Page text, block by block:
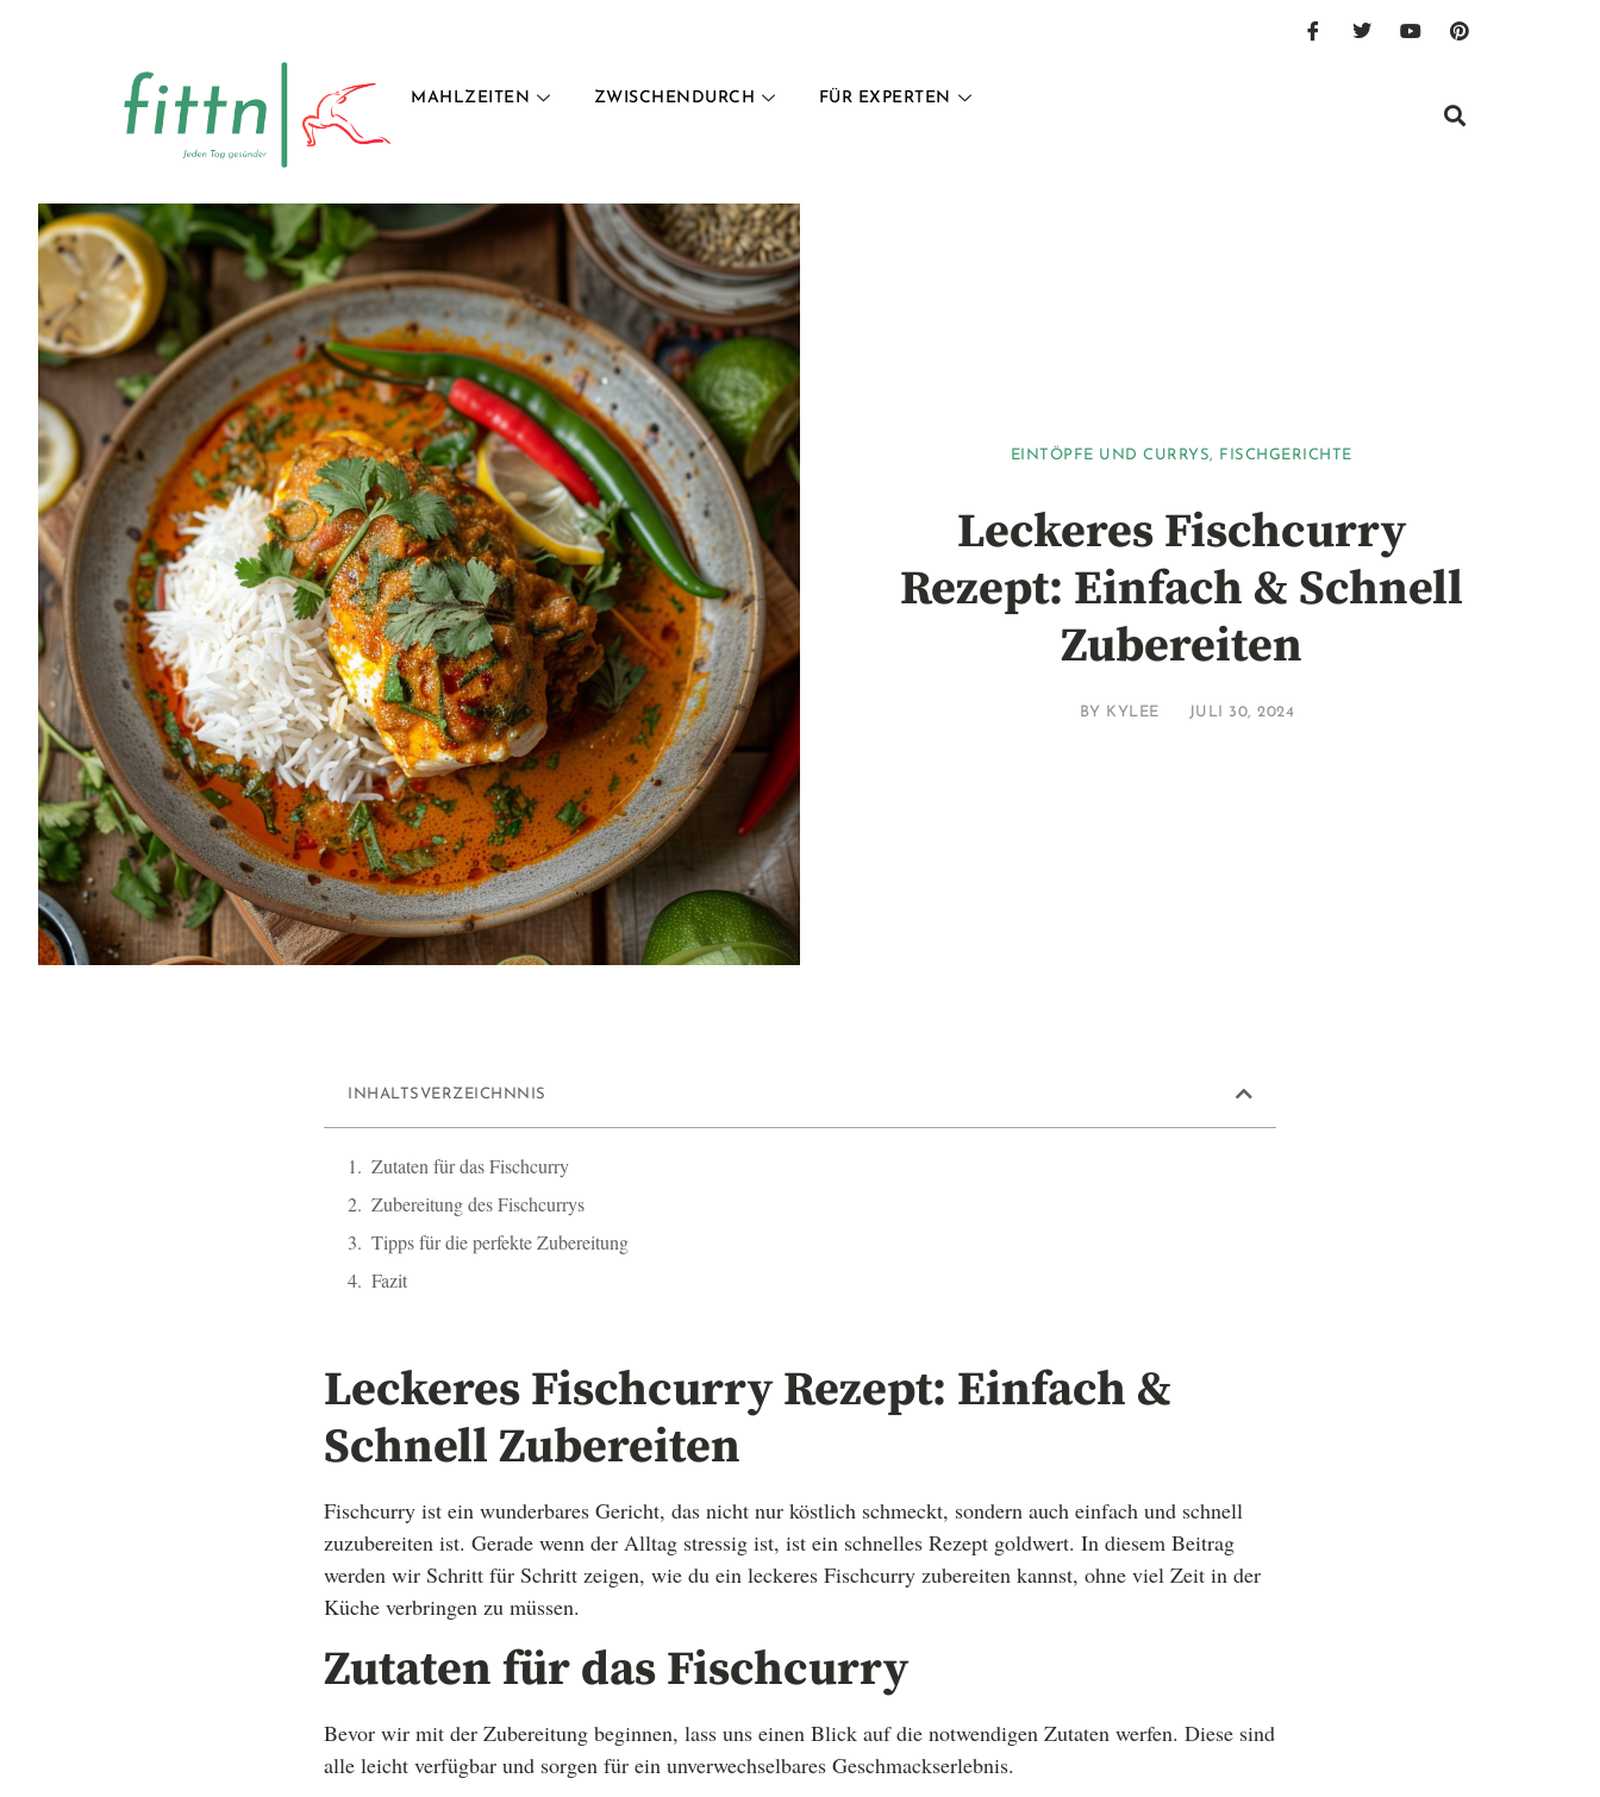
MAHLZEITEN ZWISCHENDURCH FÜR EXPERTEN
EINTÖPFE UND CURRYS, FISCHGERICHTE
Leckeres Fischcurry
Rezept: Einfach & Schnell
Zubereiten
BY KYLEE JULI 30, 2024
INHALTSVERZEICHNNIS
Zutaten für das Fischcurry
Zubereitung des Fischcurrys
Tipps für die perfekte Zubereitung
Fazit
Leckeres Fischcurry Rezept: Einfach &
Schnell Zubereiten
Fischcurry ist ein wunderbares Gericht, das nicht nur köstlich schmeckt, sondern auch einfach und schnell
zuzubereiten ist. Gerade wenn der Alltag stressig ist, ist ein schnelles Rezept goldwert. In diesem Beitrag
werden wir Schritt für Schritt zeigen, wie du ein leckeres Fischcurry zubereiten kannst, ohne viel Zeit in der
Küche verbringen zu müssen.
Zutaten für das Fischcurry
Bevor wir mit der Zubereitung beginnen, lass uns einen Blick auf die notwendigen Zutaten werfen. Diese sind
alle leicht verfügbar und sorgen für ein unverwechselbares Geschmackserlebnis.